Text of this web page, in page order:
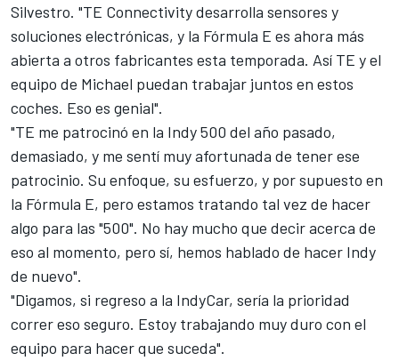
Silvestro. "TE Connectivity desarrolla sensores y
soluciones electrónicas, y la Fórmula E es ahora más
abierta a otros fabricantes esta temporada. Así TE y el
equipo de Michael puedan trabajar juntos en estos
coches. Eso es genial".
"TE me patrocinó en la Indy 500 del año pasado,
demasiado, y me sentí muy afortunada de tener ese
patrocinio. Su enfoque, su esfuerzo, y por supuesto en
la Fórmula E, pero estamos tratando tal vez de hacer
algo para las "500". No hay mucho que decir acerca de
eso al momento, pero sí, hemos hablado de hacer Indy
de nuevo".
"Digamos, si regreso a la IndyCar, sería la prioridad
correr eso seguro. Estoy trabajando muy duro con el
equipo para hacer que suceda".